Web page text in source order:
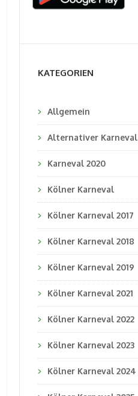
KATEGORIEN
Allgemein
Alternativer Karneval
Karneval 2020
Kölner Karneval
Kölner Karneval 2017
Kölner Karneval 2018
Kölner Karneval 2019
Kölner Karneval 2021
Kölner Karneval 2022
Kölner Karneval 2023
Kölner Karneval 2024